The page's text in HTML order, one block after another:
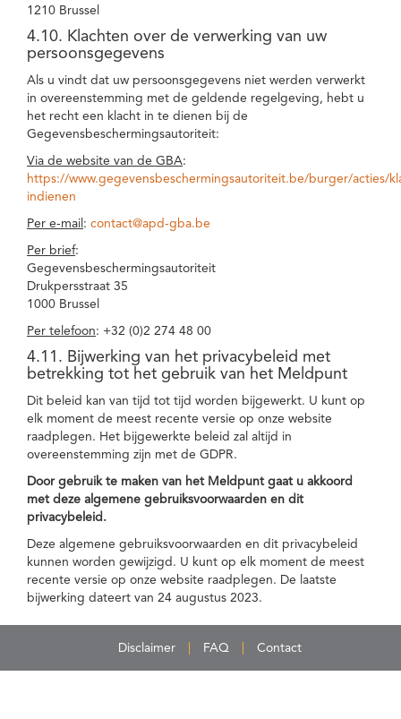
1210 Brussel
4.10. Klachten over de verwerking van uw
persoonsgegevens
Als u vindt dat uw persoonsgegevens niet werden verwerkt
in overeenstemming met de geldende regelgeving, hebt u
het recht een klacht in te dienen bij de
Gegevensbeschermingsautoriteit:
Via de website van de GBA:
https://www.gegevensbeschermingsautoriteit.be/burger/acties/
indienen
Per e-mail : contact@apd-gba.be
Per brief:
Gegevensbeschermingsautoriteit
Drukpersstraat 35
1000 Brussel
Per telefoon: +32 (0)2 274 48 00
4.11. Bijwerking van het privacybeleid met
betrekking tot het gebruik van het Meldpunt
Dit beleid kan van tijd tot tijd worden bijgewerkt. U kunt op
elk moment de meest recente versie op onze website
raadplegen. Het bijgewerkte beleid zal altijd in
overeenstemming zijn met de GDPR.
Door gebruik te maken van het Meldpunt gaat u akkoord
met deze algemene gebruiksvoorwaarden en dit
privacybeleid.
Deze algemene gebruiksvoorwaarden en dit privacybeleid
kunnen worden gewijzigd. U kunt op elk moment de meest
recente versie op onze website raadplegen. De laatste
bijwerking dateert van 24 augustus 2023.
Disclaimer FAQ Contact